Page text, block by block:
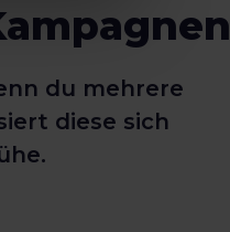
du mehrere
diese sich